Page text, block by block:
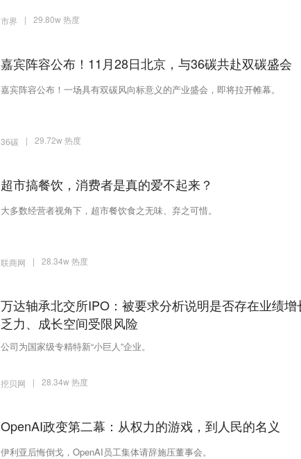
市界 | 29.80w 热度
嘉宾阵容公布！11月28日北京，与36碳共赴双碳盛会
嘉宾阵容公布！一场具有双碳风向标意义的产业盛会，即将拉开帷幕。
36碳 | 29.72w 热度
超市搞餐饮，消费者是真的爱不起来？
大多数经营者视角下，超市餐饮食之无味、弃之可惜。
联商网 | 28.34w 热度
万达轴承北交所IPO：被要求分析说明是否存在业绩增
乏力、成长空间受限风险
公司为国家级专精特新“小巨人”企业。
挖贝网 | 28.34w 热度
OpenAI政变第二幕：从权力的游戏，到人民的名义
伊利亚后悔倒戈，OpenAI员工集体请辞施压董事会。